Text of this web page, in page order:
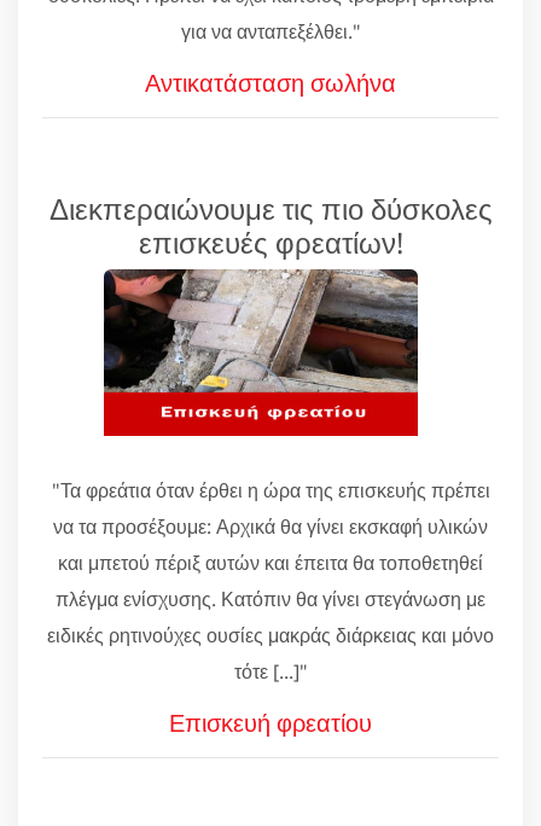
για να ανταπεξέλθει."
Αντικατάσταση σωλήνα
Διεκπεραιώνουμε τις πιο δύσκολες
επισκευές φρεατίων!
"Τα φρεάτια όταν έρθει η ώρα της επισκευής πρέπει
να τα προσέξουμε: Αρχικά θα γίνει εκσκαφή υλικών
και μπετού πέριξ αυτών και έπειτα θα τοποθετηθεί
πλέγμα ενίσχυσης. Κατόπιν θα γίνει στεγάνωση με
ειδικές ρητινούχες ουσίες μακράς διάρκειας και μόνο
τότε [...]"
Επισκευή φρεατίου